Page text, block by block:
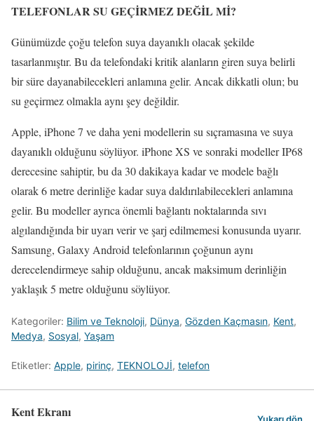
TELEFONLAR SU GEÇİRMEZ DEĞİL Mİ?
Günümüzde çoğu telefon suya dayanıklı olacak şekilde
tasarlanmıştır. Bu da telefondaki kritik alanların giren suya belirli
bir süre dayanabilecekleri anlamına gelir. Ancak dikkatli olun; bu
su geçirmez olmakla aynı şey değildir.
Apple, iPhone 7 ve daha yeni modellerin su sıçramasına ve suya
dayanıklı olduğunu söylüyor. iPhone XS ve sonraki modeller IP68
derecesine sahiptir, bu da 30 dakikaya kadar ve modele bağlı
olarak 6 metre derinliğe kadar suya daldırılabilecekleri anlamına
gelir. Bu modeller ayrıca önemli bağlantı noktalarında sıvı
algılandığında bir uyarı verir ve şarj edilmemesi konusunda uyarır.
Samsung, Galaxy Android telefonlarının çoğunun aynı
derecelendirmeye sahip olduğunu, ancak maksimum derinliğin
yaklaşık 5 metre olduğunu söylüyor.
Kategoriler: Bilim ve Teknoloji, Dünya, Gözden Kaçmasın, Kent,
Medya, Sosyal, Yaşam
Etiketler: Apple, pirinç, TEKNOLOJİ, telefon
Kent Ekranı